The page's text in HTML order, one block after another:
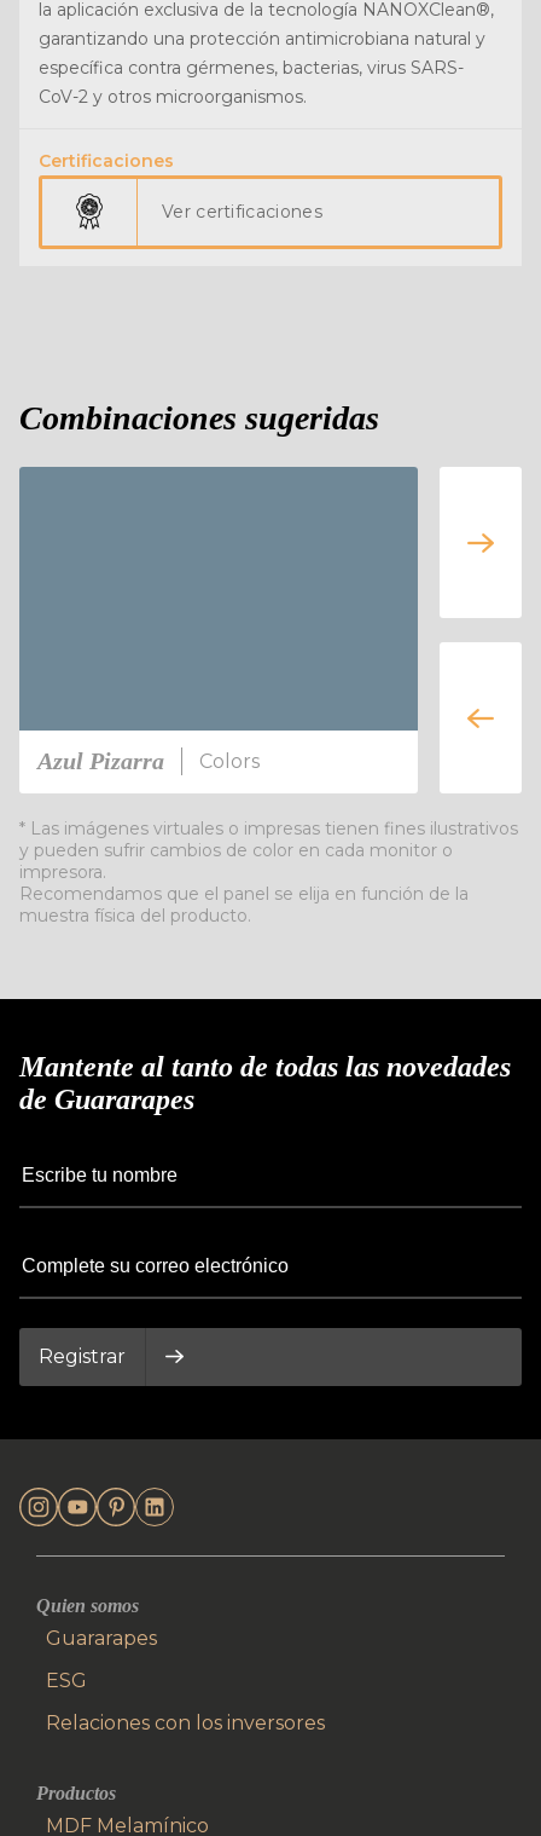
la aplicación exclusiva de la tecnología NANOXClean®,
garantizando una protección antimicrobiana natural y
específica contra gérmenes, bacterias, virus SARS-
CoV-2 y otros microorganismos.
Certificaciones
Ver certificaciones
Combinaciones sugeridas
Azul Pizarra Colors
* Las imágenes virtuales o impresas tienen fines ilustrativos
y pueden sufrir cambios de color en cada monitor o
impresora.
Recomendamos que el panel se elija en función de la
muestra física del producto.
Mantente al tanto de todas las novedades
de Guararapes
Registrar
Quien somos
Guararapes
ESG
Relaciones con los inversores
Productos
MDF Melamínico